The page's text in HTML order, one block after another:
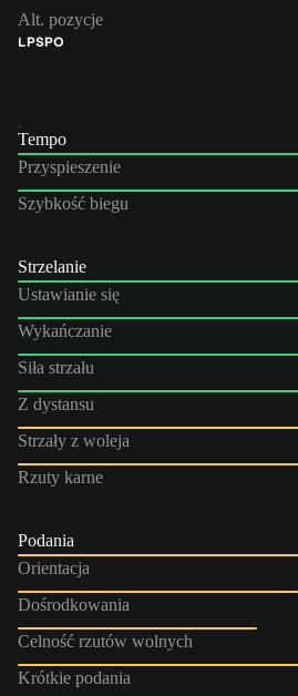
Alt. pozycje
LPŚPO
Tempo
Przyspieszenie
Szybkość biegu
Strzelanie
Ustawianie się
Wykańczanie
Siła strzału
Z dystansu
Strzały z woleja
Rzuty karne
Podania
Orientacja
Dośrodkowania
Celność rzutów wolnych
Krótkie podania